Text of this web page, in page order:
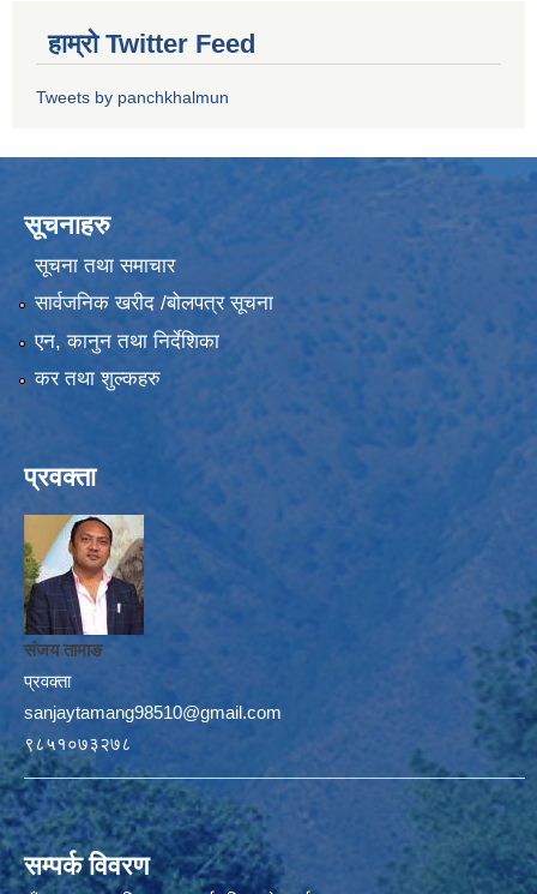
हाम्रो Twitter Feed
Tweets by panchkhalmun
सूचनाहरु
सूचना तथा समाचार
सार्वजनिक खरीद /बोलपत्र सूचना
एन, कानुन तथा निर्देशिका
कर तथा शुल्कहरु
प्रवक्ता
संजय तामाङ
प्रवक्ता
sanjaytamang98510@gmail.com
९८५१०७३२७८
सम्पर्क विवरण